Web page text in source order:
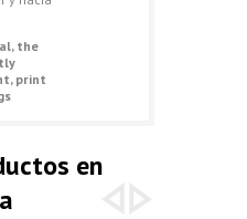
the
print
en